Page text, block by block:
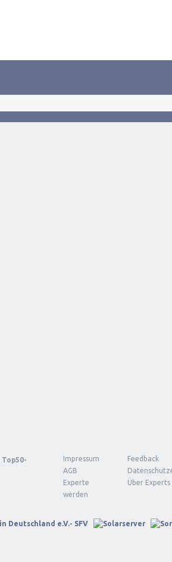
Top50-
Impressum
Feedback
AGB
Experte
werden
Über Experts